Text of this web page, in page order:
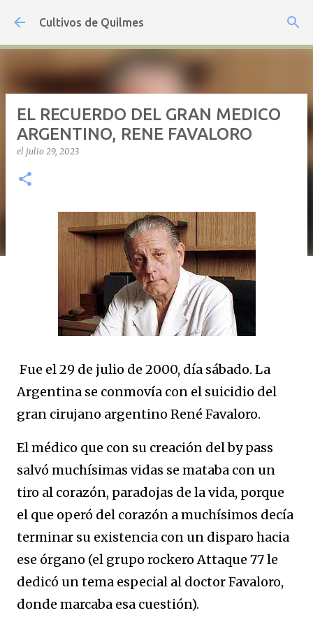
Ir al contenido principal
Cultivos de Quilmes
EL RECUERDO DEL GRAN MEDICO
ARGENTINO, RENE FAVALORO
el julio 29, 2023
Fue el 29 de julio de 2000, día sábado. La
Argentina se conmovía con el suicidio del
gran cirujano argentino René Favaloro.
El médico que con su creación del by pass
salvó muchísimas vidas se mataba con un
tiro al corazón, paradojas de la vida, porque
el que operó del corazón a muchísimos decía
terminar su existencia con un disparo hacia
ese órgano (el grupo rockero Attaque 77 le
dedicó un tema especial al doctor Favaloro,
donde marcaba esa cuestión).